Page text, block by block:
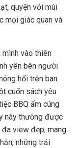
quyện với mùi
mọi giác quan và
vào thiên
yên bên người
hổi trên ban
cuốn sách yêu
BBQ ấm cúng
này thường được
view đẹp, mang
những trải